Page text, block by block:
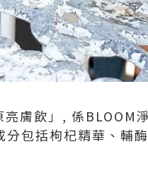
膚飲」, 係BLOOM
包括枸杞精華、輔